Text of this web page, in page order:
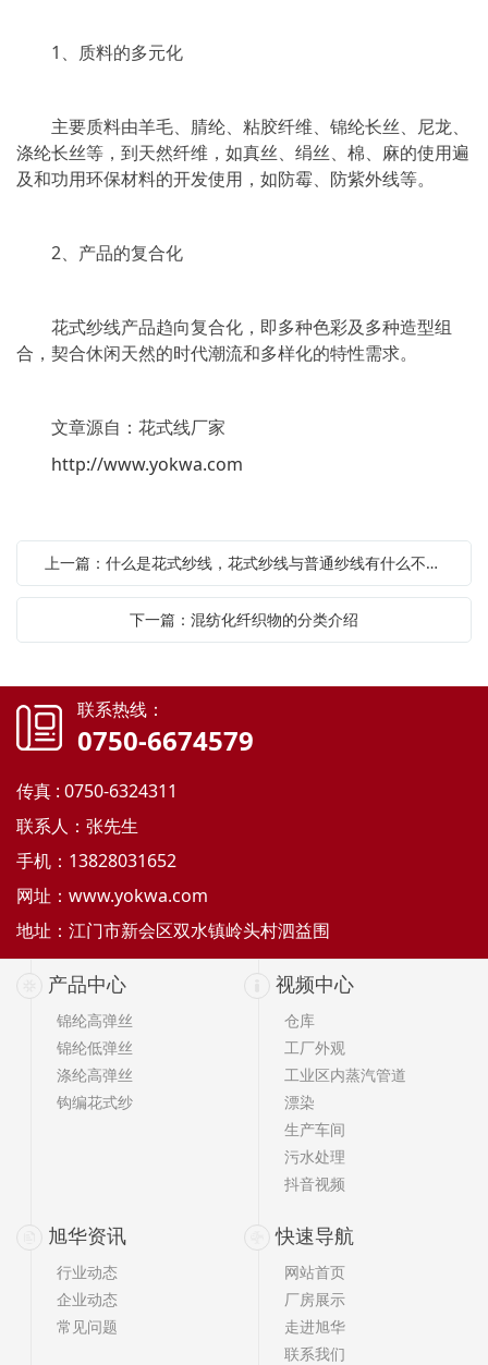
1、质料的多元化
主要质料由羊毛、腈纶、粘胶纤维、锦纶长丝、尼龙、
涤纶长丝等，到天然纤维，如真丝、绢丝、棉、麻的使用遍
及和功用环保材料的开发使用，如防霉、防紫外线等。
2、产品的复合化
花式纱线产品趋向复合化，即多种色彩及多种造型组
合，契合休闲天然的时代潮流和多样化的特性需求。
文章源自：花式线厂家
http://www.yokwa.com
上一篇：什么是花式纱线，花式纱线与普通纱线有什么不同？
下一篇：混纺化纤织物的分类介绍
产品中心
锦纶高弹丝
锦纶低弹丝
涤纶高弹丝
钩编花式纱
视频中心
仓库
工厂外观
工业区内蒸汽管道
漂染
生产车间
污水处理
抖音视频
旭华资讯
行业动态
企业动态
常见问题
快速导航
网站首页
厂房展示
走进旭华
联系我们
联系热线：
0750-6674579
传真 : 0750-6324311
联系人：张先生
手机：13828031652
网址： www.yokwa.com
地址：江门市新会区双水镇岭头村泗益围